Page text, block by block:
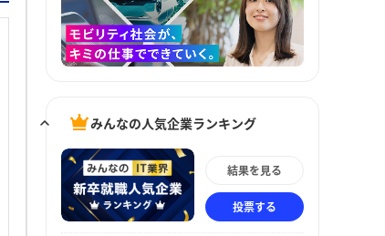
みんなの人気企業ランキング
結果を見る
投票する